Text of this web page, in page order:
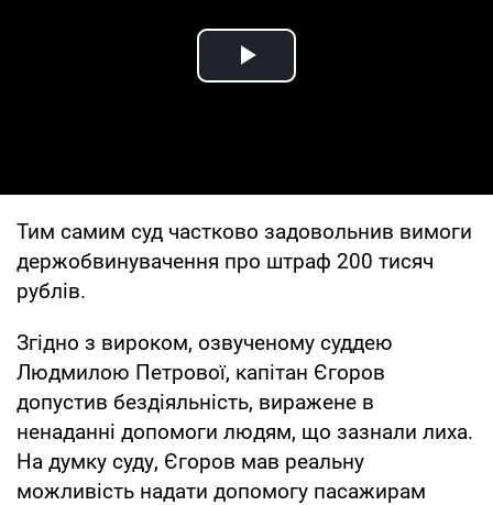
Play Video
Тим самим суд частково задовольнив вимоги
держобвинувачення про штраф 200 тисяч
рублів.
Згідно з вироком, озвученому суддею
Людмилою Петрової, капітан Єгоров
допустив бездіяльність, виражене в
ненаданні допомоги людям, що зазнали лиха.
На думку суду, Єгоров мав реальну
можливість надати допомогу пасажирам